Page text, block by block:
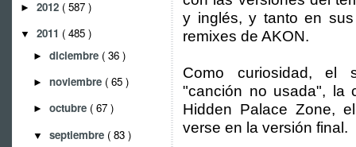
► 2012 ( 587 )
▼ 2011 ( 485 )
► diciembre ( 36 )
► noviembre ( 65 )
► octubre ( 67 )
▼ septiembre ( 83 )
y inglés, y tanto en
remixes de AKON.
Como curiosidad, el
"canción no usada", la
Hidden Palace Zone,
verse en la versión final.